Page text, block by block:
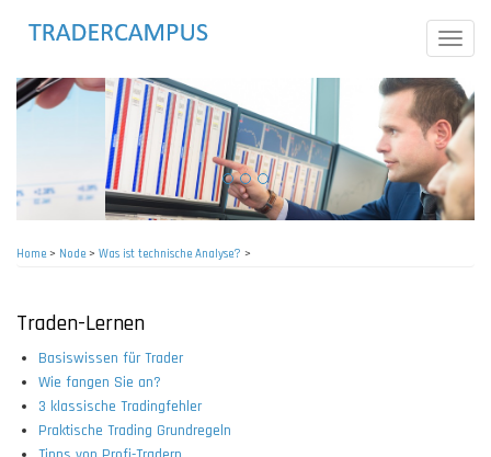
content
Toggle
Home> Node> Was ist technische Analyse? >
Traden-Lernen
Basiswissen für Trader
Wie fangen Sie an?
3 klassische Tradingfehler
Praktische Trading Grundregeln